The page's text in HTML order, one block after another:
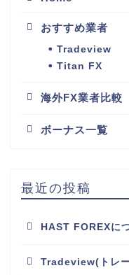
おすすめ業者
Tradeview
Titan FX
海外FX業者比較
ボーナス一覧
最近の投稿
HAST FOREXに
Tradeview(トレ